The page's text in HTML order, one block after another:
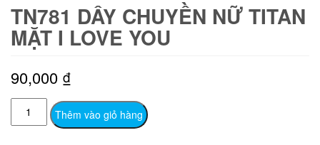
TN781 DÂY CHUYỀN NỮ TITAN
MẶT I LOVE YOU
90,000 ₫
TN781
Dây
Thêm vào giỏ hàng